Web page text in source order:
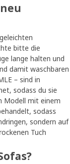
bitte die
lange halten und
damit waschbaren
– sind in
sodass du sie
Modell mit einem
sodass
sondern auf
Tuch